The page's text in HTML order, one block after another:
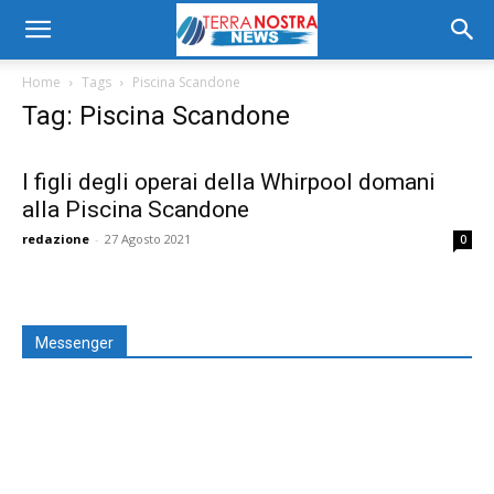
Home Tags Piscina Scandone
Tag: Piscina Scandone
I figli degli operai della Whirpool domani
alla Piscina Scandone
redazione - 27 Agosto 2021 0
Messenger